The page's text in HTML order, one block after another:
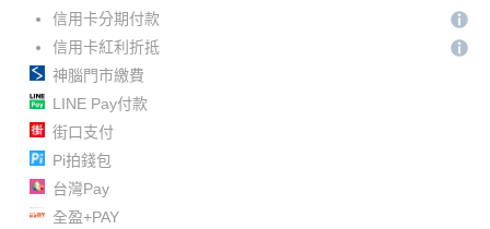
信用卡分期付款
信用卡紅利折抵
神腦門市繳費
LINE Pay付款
街口支付
Pi拍錢包
台灣Pay
全盈+PAY